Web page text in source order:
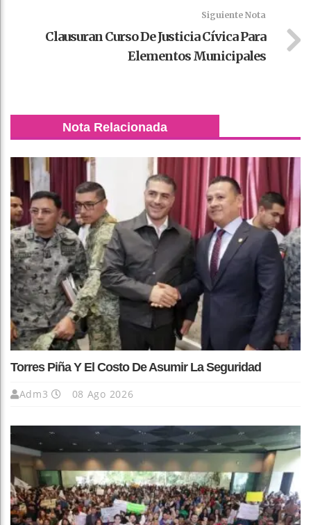
Siguiente Nota
Clausuran Curso De Justicia Cívica Para
Elementos Municipales
Nota Relacionada
Torres Piña Y El Costo De Asumir La Seguridad
Adm3 08 Ago 2026